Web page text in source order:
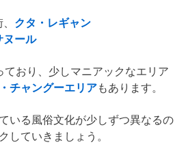
クタ・レギャン
ヌール
おり、少しマニアックなエリア
チャングーエリアもあります。
いる風俗文化が少しずつ異なるの
していきましょう。